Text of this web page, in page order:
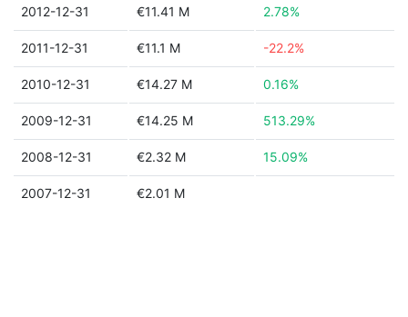
2012-12-31 €11.41 M 2.78%
2011-12-31 €11.1 M -22.2%
2010-12-31 €14.27 M 0.16%
2009-12-31 €14.25 M 513.29%
2008-12-31 €2.32 M 15.09%
2007-12-31 €2.01 M